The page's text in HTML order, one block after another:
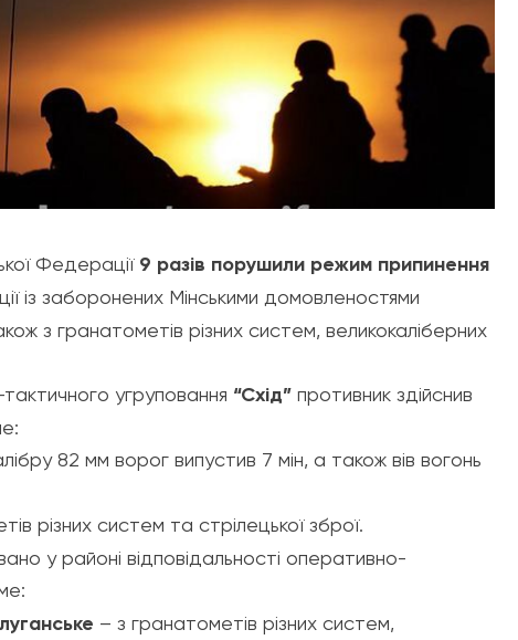
Федерації 9 разів порушили режим припинення
із заборонених Мінськими домовленостями
з гранатометів різних систем, великокаліберних
угруповання “Схід” противник здійснив
82 мм ворог випустив 7 мін, а також вів вогонь
різних систем та стрілецької зброї.
у районі відповідальності оперативно-
– з гранатометів різних систем,